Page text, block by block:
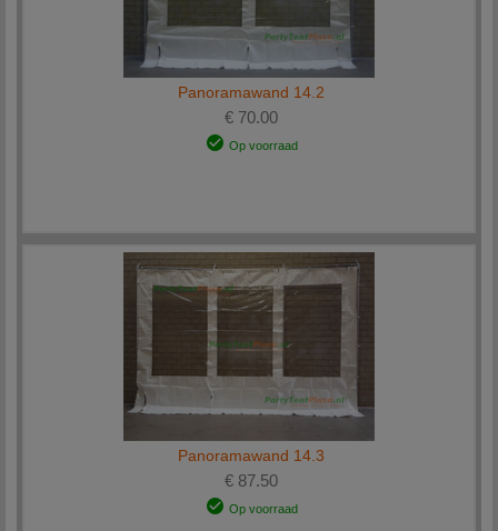
Panoramawand 14.2
€ 70.00
Op voorraad
Panoramawand 14.3
€ 87.50
Op voorraad